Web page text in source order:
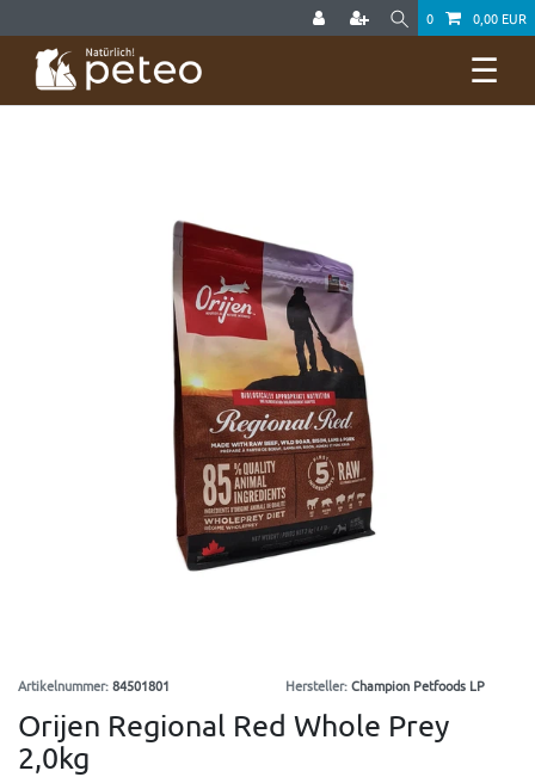
0 0,00 EUR
☰
Artikelnummer:84501801 Hersteller:Champion Petfoods LP
Orijen Regional Red Whole Prey
2,0kg